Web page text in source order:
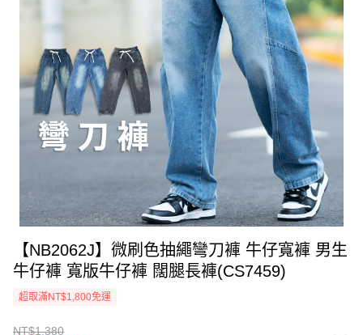
【NB2062J】微刷色抽繩彎刀褲 牛仔寬褲 男生
牛仔褲 寬版牛仔褲 闊腿長褲(CS7459)
超取滿NT$1,800免運
NT$1,380